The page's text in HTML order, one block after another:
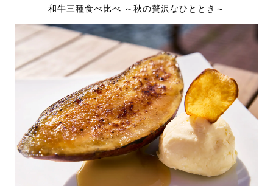
和牛三種食べ比べ ～秋の贅沢なひととき～